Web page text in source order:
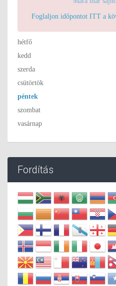
Foglaljon időpontot ITT a
hétfő
kedd
szerda
csütörtök
péntek
szombat
vasárnap
Fordítás